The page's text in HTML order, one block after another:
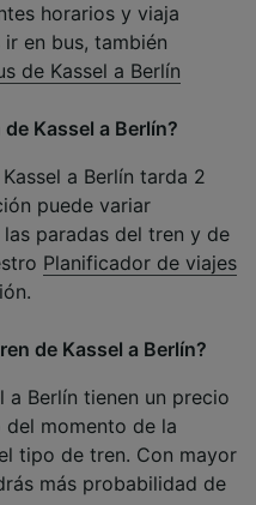
horarios y viaja
en bus, también
de Kassel a Berlín
Kassel a Berlín?
a Berlín tarda 2
puede variar
paradas del tren y de
Planificador de viajes
de Kassel a Berlín?
a Berlín tienen un precio
momento de la
tipo de tren. Con mayor
más probabilidad de